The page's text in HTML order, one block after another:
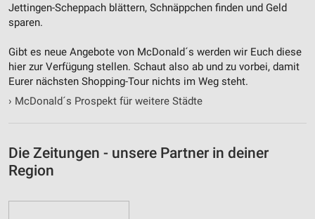
Jettingen-Scheppach blättern, Schnäppchen finden und Geld
sparen.
Gibt es neue Angebote von McDonald´s werden wir Euch diese
hier zur Verfügung stellen. Schaut also ab und zu vorbei, damit
Eurer nächsten Shopping-Tour nichts im Weg steht.
› McDonald´s Prospekt für weitere Städte
Die Zeitungen - unsere Partner in deiner
Region